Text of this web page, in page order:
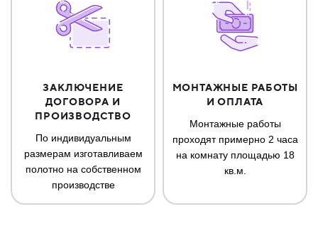
ЗАКЛЮЧЕНИЕ
ДОГОВОРА И
ПРОИЗВОДСТВО
По индивидуальным
размерам изготавливаем
полотно на собственном
производстве
МОНТАЖНЫЕ РАБОТЫ
И ОПЛАТА
Монтажные работы
проходят примерно 2 часа
на комнату площадью 18
кв.м.